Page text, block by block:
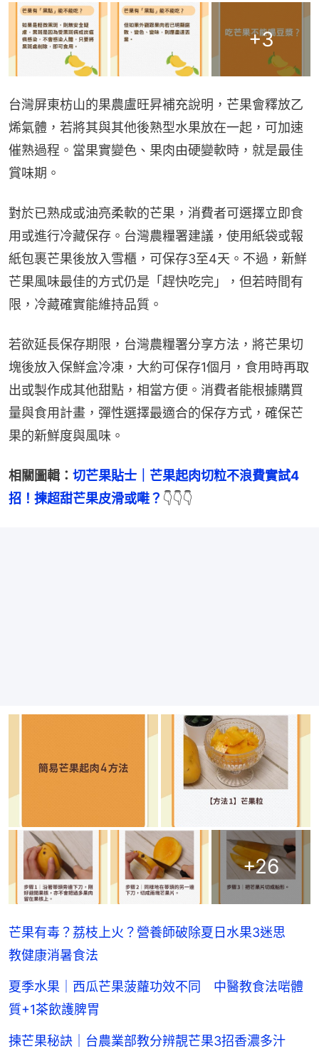
+3
台灣屏東枋山的果農盧旺昇補充說明，芒果會釋放乙
烯氣體，若將其與其他後熟型水果放在一起，可加速
催熟過程。當果實變色、果肉由硬變軟時，就是最佳
賞味期。
對於已熟成或油亮柔軟的芒果，消費者可選擇立即食
用或進行冷藏保存。台灣農糧署建議，使用紙袋或報
紙包裹芒果後放入雪櫃，可保存3至4天。不過，新鮮
芒果風味最佳的方式仍是「趕快吃完」，但若時間有
限，冷藏確實能維持品質。
若欲延長保存期限，台灣農糧署分享方法，將芒果切
塊後放入保鮮盒冷凍，大約可保存1個月，食用時再取
出或製作成其他甜點，相當方便。消費者能根據購買
量與食用計畫，彈性選擇最適合的保存方式，確保芒
果的新鮮度與風味。
相關圖輯： 切芒果貼士｜芒果起肉切粒不浪費實試4
招！揀超甜芒果皮滑或嚡？ 👇👇👇
+26
芒果有毒？荔枝上火？營養師破除夏日水果3迷思
教健康消暑食法
夏季水果｜西瓜芒果菠蘿功效不同 中醫教食法啱體
質+1茶飲護脾胃
揀芒果秘訣｜台農業部教分辨靚芒果3招香濃多汁